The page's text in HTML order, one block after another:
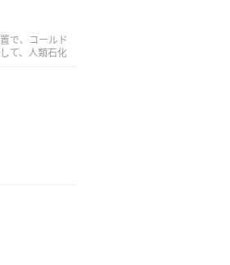
で、コールド
て、人類石化
す！このストー
原料となる大
全てが試される
険は世界、そ
道を切り拓い